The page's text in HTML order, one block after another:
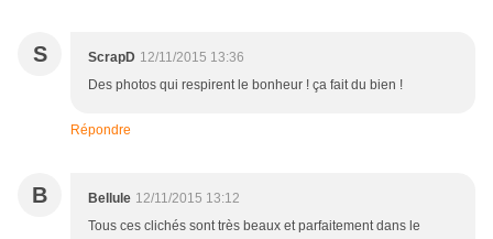
S ScrapD 12/11/2015 13:36
Des photos qui respirent le bonheur ! ça fait du bien !
Répondre
B Bellule 12/11/2015 13:12
Tous ces clichés sont très beaux et parfaitement dans le